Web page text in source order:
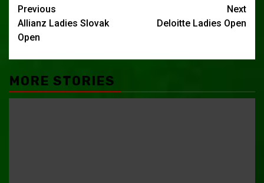
Post
navigation
Previous
Allianz Ladies Slovak
Open
Next
Deloitte Ladies Open
MORE STORIES